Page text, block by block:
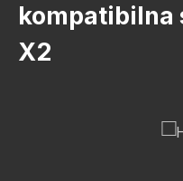
kompatibilna
X2
Preskoči galeriju slika